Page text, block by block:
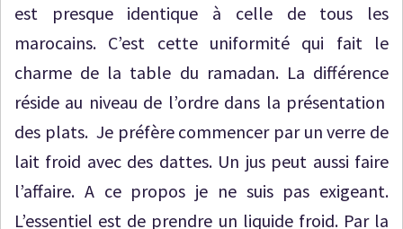
est presque identique à celle de tous les
marocains. C’est cette uniformité qui fait le
charme de la table du ramadan. La différence
réside au niveau de l’ordre dans la présentation
des plats. Je préfère commencer par un verre de
lait froid avec des dattes. Un jus peut aussi faire
l’affaire. A ce propos je ne suis pas exigeant.
L’essentiel est de prendre un liquide froid. Par la